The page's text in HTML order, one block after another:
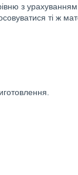
з
ті ж